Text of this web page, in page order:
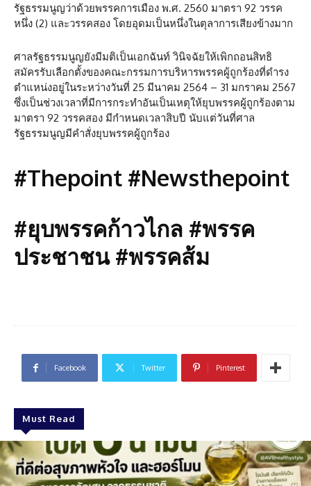
รัฐธรรมนูญว่าด้วยพรรคการเมือง พ.ศ. 2560 มาตรา 92 วรรค
หนึ่ง (2) และวรรคสอง โดยอุดมเป็นหนึ่งในตุลาการเสียงข้างมาก
ศาลรัฐธรรมนูญยังมีมติเป็นเอกฉันท์ วินิจฉัยให้เพิกถอนสิทธิ
สมัครรับเลือกตั้งของคณะกรรมการบริหารพรรคผู้ถูกร้องที่ดำรง
ตำแหน่งอยู่ในระหว่างวันที่ 25 มีนาคม 2564 – 31 มกราคม 2567
ซึ่งเป็นช่วงเวลาที่มีการกระทำอันเป็นเหตุให้ยุบพรรคผู้ถูกร้องตาม
มาตรา 92 วรรคสอง มีกำหนดเวลาสิบปี นับแต่วันที่ศาล
รัฐธรรมนูญมีคำสั่งยุบพรรคผู้ถูกร้อง
#Thepoint #Newsthepoint
#ยุบพรรคก้าวไกล #พรรค
ประชาชน #พรรคส้ม
Facebook Twitter Pinterest
Must Read